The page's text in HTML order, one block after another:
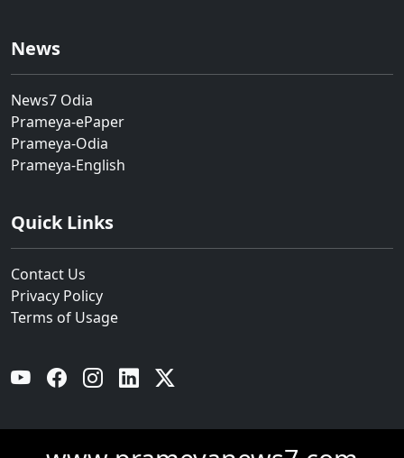
News
News7 Odia
Prameya-ePaper
Prameya-Odia
Prameya-English
Quick Links
Contact Us
Privacy Policy
Terms of Usage
YouTube Facebook Instagram Linkedin